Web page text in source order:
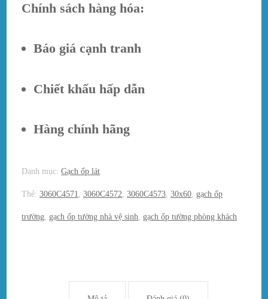
Chính sách hàng hóa:
Báo giá cạnh tranh
Chiết khấu hấp dẫn
Hàng chính hãng
Danh mục:Gạch ốp lát
Thẻ:3060C4571 ,3060C4572 ,3060C4573 ,30x60 gạch ốp
trường gạch ốp tường nhà vệ sinh gạch ốp tường phòng khách